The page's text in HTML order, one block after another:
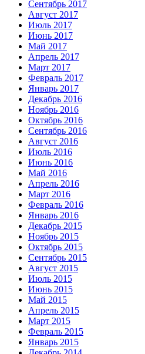
Сентябрь 2017
Август 2017
Июль 2017
Июнь 2017
Май 2017
Апрель 2017
Март 2017
Февраль 2017
Январь 2017
Декабрь 2016
Ноябрь 2016
Октябрь 2016
Сентябрь 2016
Август 2016
Июль 2016
Июнь 2016
Май 2016
Апрель 2016
Март 2016
Февраль 2016
Январь 2016
Декабрь 2015
Ноябрь 2015
Октябрь 2015
Сентябрь 2015
Август 2015
Июль 2015
Июнь 2015
Май 2015
Апрель 2015
Март 2015
Февраль 2015
Январь 2015